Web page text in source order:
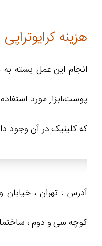
هزینه
انجام این عمل بسته
پوست،ابزار مورد
که کلینیک در آن وجود
آدرس : تهران ، خیابان
کوچه سی و دوم ،